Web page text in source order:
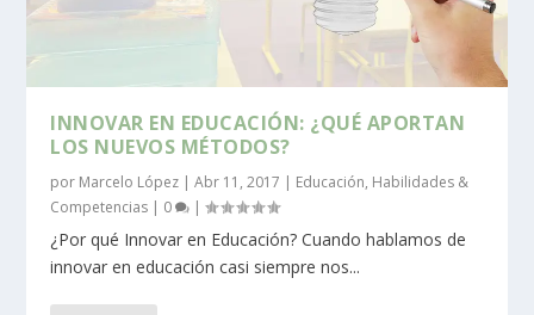
INNOVAR EN EDUCACIÓN: ¿QUÉ APORTAN
LOS NUEVOS MÉTODOS?
por Marcelo López |Abr 11, 2017 | Educación, Habilidades &
Competencias | 0 |
¿Por qué Innovar en Educación? Cuando hablamos de
innovar en educación casi siempre nos...